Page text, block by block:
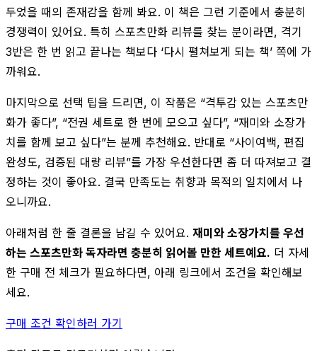
두었을 때의 존재감을 함께 봐요. 이 책은 그런 기준에서 충분히
경쟁력이 있어요. 특히 스포츠만화 리뷰를 찾는 분이라면, 격기
3반은 한 번 읽고 끝나는 책보다 ‘다시 펼쳐보게 되는 책’ 쪽에 가
까워요.
마지막으로 선택 팁을 드리면, 이 작품은 “격투감 있는 스포츠만
화가 좋다”, “전권 세트로 한 번에 모으고 싶다”, “재미와 소장가
치를 함께 보고 싶다”는 분께 추천해요. 반대로 “사이여백, 편집
완성도, 검증된 대량 리뷰”를 가장 우선한다면 좀 더 따져보고 결
정하는 것이 좋아요. 결국 만족도는 취향과 목적의 일치에서 나
오니까요.
아래처럼 한 줄 결론을 남길 수 있어요. 재미와 소장가치를 우선
하는 스포츠만화 독자라면 충분히 읽어볼 만한 세트예요. 더 자세
한 구매 전 체크가 필요하다면, 아래 링크에서 조건을 확인해보
세요.
구매 조건 확인하러 가기